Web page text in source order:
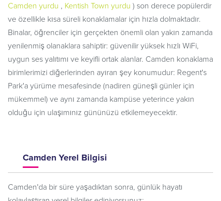
Camden yurdu , Kentish Town yurdu ) son derece popülerdir
ve özellikle kısa süreli konaklamalar için hızla dolmaktadır.
Binalar, öğrenciler için gerçekten önemli olan yakın zamanda
yenilenmiş olanaklara sahiptir: güvenilir yüksek hızlı WiFi,
uygun ses yalıtımı ve keyifli ortak alanlar. Camden konaklama
birimlerimizi diğerlerinden ayıran şey konumudur: Regent's
Park'a yürüme mesafesinde (nadiren güneşli günler için
mükemmel) ve aynı zamanda kampüse yeterince yakın
olduğu için ulaşımınız gününüzü etkilemeyecektir.
Camden Yerel Bilgisi
Camden'da bir süre yaşadıktan sonra, günlük hayatı